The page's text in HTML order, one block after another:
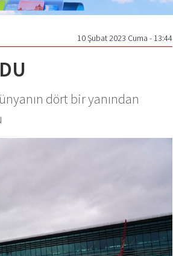
10 Şubat 2023 Cuma - 13:44
dört bir yanından